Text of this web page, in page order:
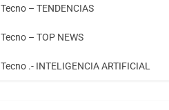
Tecno – TENDENCIAS
Tecno – TOP NEWS
Tecno .- INTELIGENCIA ARTIFICIAL